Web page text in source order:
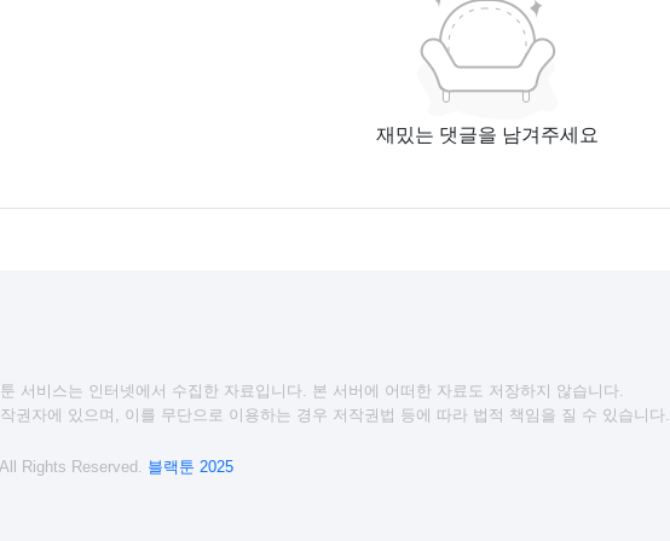
재밌는 댓글을 남겨주세요
서비스는 인터넷에서 수집한 자료입니다. 본 서버에 어떠한 자료도 저장하지 않습니다.
권자에 있으며, 이를 무단으로 이용하는 경우 저작권법 등에 따라 법적 책임을 질 수 있습니다.
Rights Reserved. 블랙툰 2025